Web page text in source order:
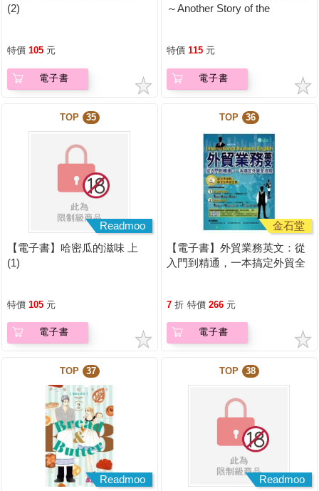
(2)
特價 105 元
電子書
～Another Story of the
特價 115 元
電子書
TOP 35
Readmoo
【電子書】哈密瓜的滋味 上
(1)
特價 105 元
電子書
TOP 36
金石堂
【電子書】外貿業務英文：從
入門到精通，一本搞定外貿全
7 折 特價 266 元
電子書
TOP 37
Readmoo
TOP 38
Readmoo